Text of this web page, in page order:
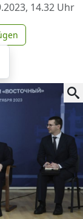
14.32 Uhr
Telegram